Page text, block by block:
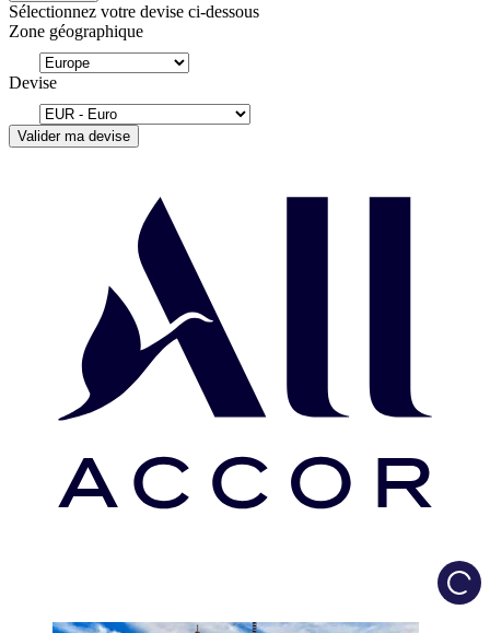
Sélectionnez votre devise ci-dessous
Zone géographique
Devise
Valider ma devise